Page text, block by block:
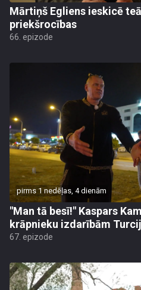
Mārtiņš Egliens ieskicē
priekšrocības
66. epizode
pirms 1 nedēļas, 4 dienām
"Man tā besī!" Kaspars
krāpnieku izdarībām
67. epizode